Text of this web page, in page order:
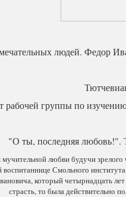
людей. Федор
рабочей группы по
"О ты, последняя любовь!".
любви будучи зрелого
Смольного
который четырнадцать
страсть, то была действительно